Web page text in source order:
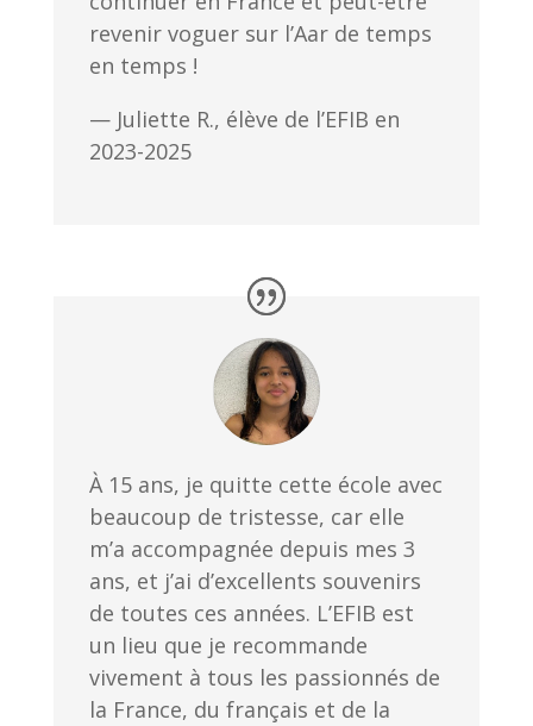
revenir voguer sur l’Aar de temps
en temps !
— Juliette R., élève de l’EFIB en
2023-2025
À 15 ans, je quitte cette école avec
beaucoup de tristesse, car elle
m’a accompagnée depuis mes 3
ans, et j’ai d’excellents souvenirs
de toutes ces années. L’EFIB est
un lieu que je recommande
vivement à tous les passionnés de
la France, du français et de la